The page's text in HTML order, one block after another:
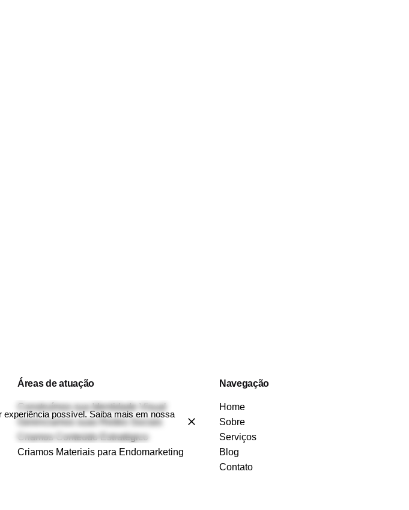
Áreas de atuação
Construímos sua Identidade Visual
Gerenciamos suas Redes Sociais
Criamos Conteúdo Estratégico
Criamos Materiais para Endomarketing
Navegação
Home
Sobre
Serviços
Blog
Contato
possível. Saiba mais em nossa